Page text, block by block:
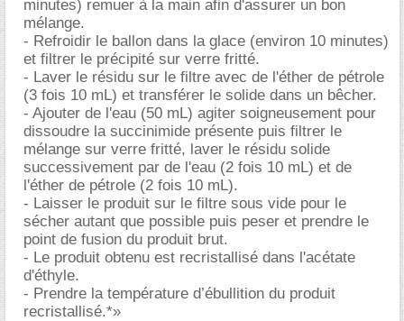
minutes) remuer à la main afin d'assurer un bon
mélange.
- Refroidir le ballon dans la glace (environ 10 minutes)
et filtrer le précipité sur verre fritté.
- Laver le résidu sur le filtre avec de l'éther de pétrole
(3 fois 10 mL) et transférer le solide dans un bêcher.
- Ajouter de l'eau (50 mL) agiter soigneusement pour
dissoudre la succinimide présente puis filtrer le
mélange sur verre fritté, laver le résidu solide
successivement par de l'eau (2 fois 10 mL) et de
l'éther de pétrole (2 fois 10 mL).
- Laisser le produit sur le filtre sous vide pour le
sécher autant que possible puis peser et prendre le
point de fusion du produit brut.
- Le produit obtenu est recristallisé dans l'acétate
d'éthyle.
- Prendre la température d’ébullition du produit
recristallisé.*»